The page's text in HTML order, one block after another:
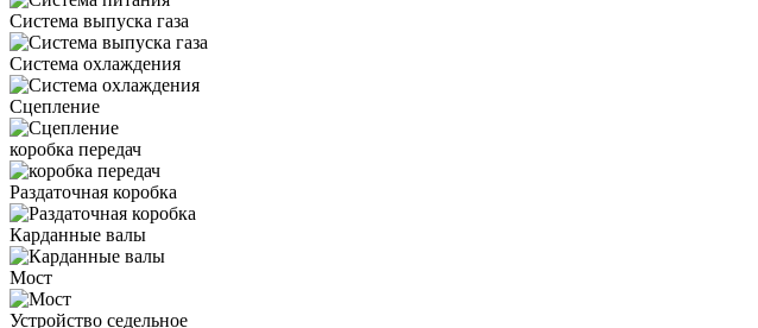
Система выпуска газа
Система охлаждения
Сцепление
коробка передач
Раздаточная коробка
Карданные валы
Мост
Устройство седельное